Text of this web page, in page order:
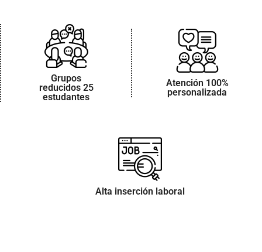
Grupos
reducidos 25
estudantes
Atención 100%
personalizada
Alta inserción laboral